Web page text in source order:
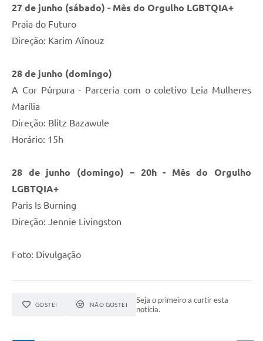
27 de junho (sábado) - Mês do Orgulho LGBTQIA+
Praia do Futuro
Direção: Karim Aïnouz
28 de junho (domingo)
A Cor Púrpura - Parceria com o coletivo Leia Mulheres
Marília
Direção: Blitz Bazawule
Horário: 15h
28 de junho (domingo) – 20h - Mês do Orgulho
LGBTQIA+
Paris Is Burning
Direção: Jennie Livingston
Foto: Divulgação
GOSTEI NÃO GOSTEI
Seja o primeiro a curtir esta
notícia.